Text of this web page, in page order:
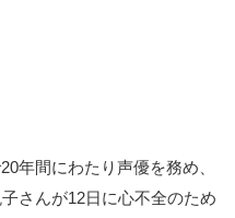
年間にわたり声優を務め、
さんが12日に心不全のため